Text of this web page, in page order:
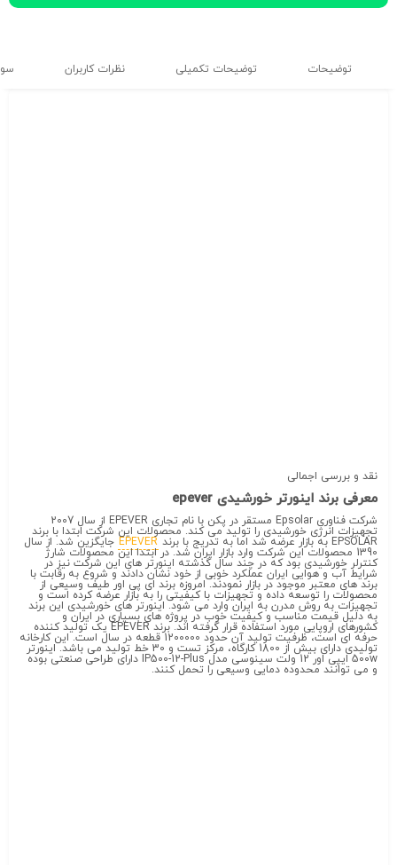
توضیحات توضیحات تکمیلی نظرات کاربران
نقد و بررسی اجمالی
معرفی برند اینورتر خورشیدی epever
شرکت فناوری Epsolar مستقر در پکن با نام تجاری EPEVER از سال 2007
تجهیزات انرژی خورشیدی را تولید می کند. محصولات این شرکت ابتدا با برند
EPSOLAR به بازار عرضه شد اما به تدریج با برند EPEVER جایگزین شد. از سال
1390 محصولات این شرکت وارد بازار ایران شد. در ابتدا این محصولات شارژ
کنترلر خورشیدی بود که در چند سال گذشته اینورتر های این شرکت نیز در
شرایط آب و هوایی ایران عملکرد خوبی از خود نشان دادند و شروع به رقابت با
برند های معتبر موجود در بازار نمودند. امروزه برند ای پی اور طیف وسیعی از
محصولات را توسعه داده و تجهیزات با کیفیتی را به بازار عرضه کرده است و
تجهیزات به روش مدرن به ایران وارد می شود. اینورتر های خورشیدی این برند
به دلیل قیمت مناسب و کیفیت خوب در پروژه های بسیاری در ایران و
کشورهای اروپایی مورد استفاده قرار گرفته اند. برند EPEVER یک تولید کننده
حرفه ای است، ظرفیت تولید آن حدود 1200000 قطعه در سال است. این کارخانه
تولیدی دارای بیش از 1800 کارگاه، مرکز تست و 30 خط تولید می باشد. اینورتر
500w ایپی اور 12 ولت سینوسی مدل IP500-12-Plus دارای طراحی صنعتی بوده
و می توانند محدوده دمایی وسیعی را تحمل کنند.